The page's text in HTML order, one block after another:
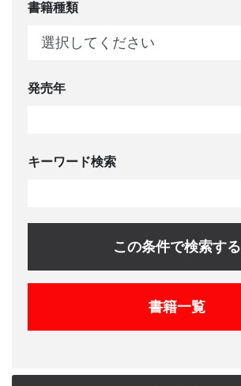
書籍種類
発売年
キーワード検索
この条件で検索する
書籍一覧